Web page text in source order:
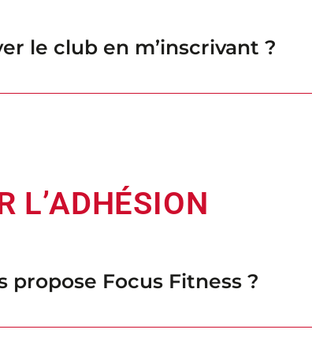
le club en m’inscrivant ?
L’ADHÉSION
propose Focus Fitness ?